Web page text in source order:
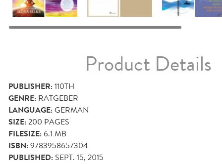
Product Details
PUBLISHER:110TH
GENRE: RATGEBER
LANGUAGE:GERMAN
SIZE:200 PAGES
FILESIZE:6.1 MB
ISBN:9783958657304
PUBLISHED: SEPT. 15, 2015